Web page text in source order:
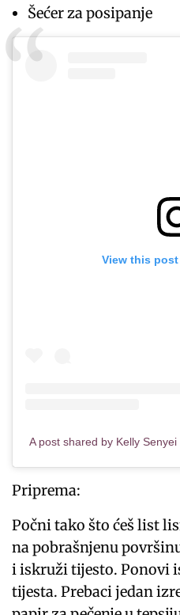
Šećer za posipanje
View this
A post shared by Kelly
Priprema:
Počni tako što ćeš list
na pobrašnjenu
i iskruži tijesto. Ponovi
tijesta. Prebaci jedan